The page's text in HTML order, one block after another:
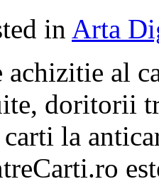
in Arta
achizitie al
doritorii
la